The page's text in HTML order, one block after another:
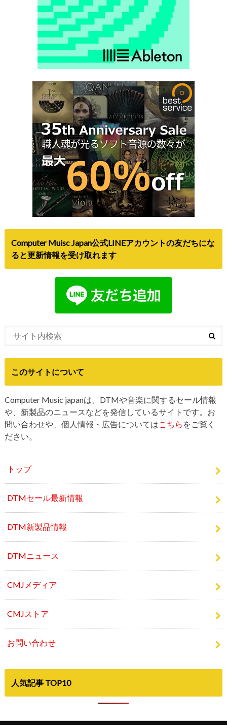
Computer Muisc Japan公式LINEアカウントの友だちにな
ると更新情報を受け取れます
このサイトについて
Computer Music japanは、DTMや音楽に関するセール情報
や、新製品のニュースなどを発信しているサイトです。お
ださい。
トップ
DTMセール最新情報
DTM新製品情報
DTMニュース
CMJメディア
CMJストア
お問い合わせ